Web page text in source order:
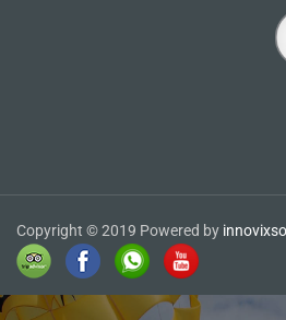
Copyright © 2019 Powered by